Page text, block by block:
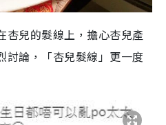
杏兒的髮線上，擔心杏兒產
討論，「杏兒髮線」更一度